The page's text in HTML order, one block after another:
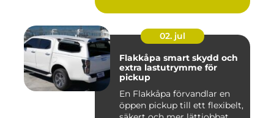
02. jul
Flakkåpa smart skydd och
extra lastutrymme för
pickup
En Flakkåpa förvandlar en
öppen pickup till ett flexibelt,